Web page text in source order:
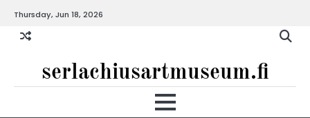
content
Thursday, Jun 18, 2026
serlachiusartmuseum.fi